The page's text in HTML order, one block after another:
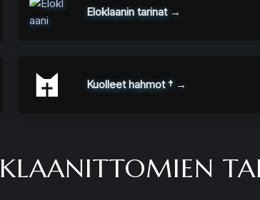
Eloklaanin tarinat →
Kuolleet hahmot † →
KLAANITTOMIEN